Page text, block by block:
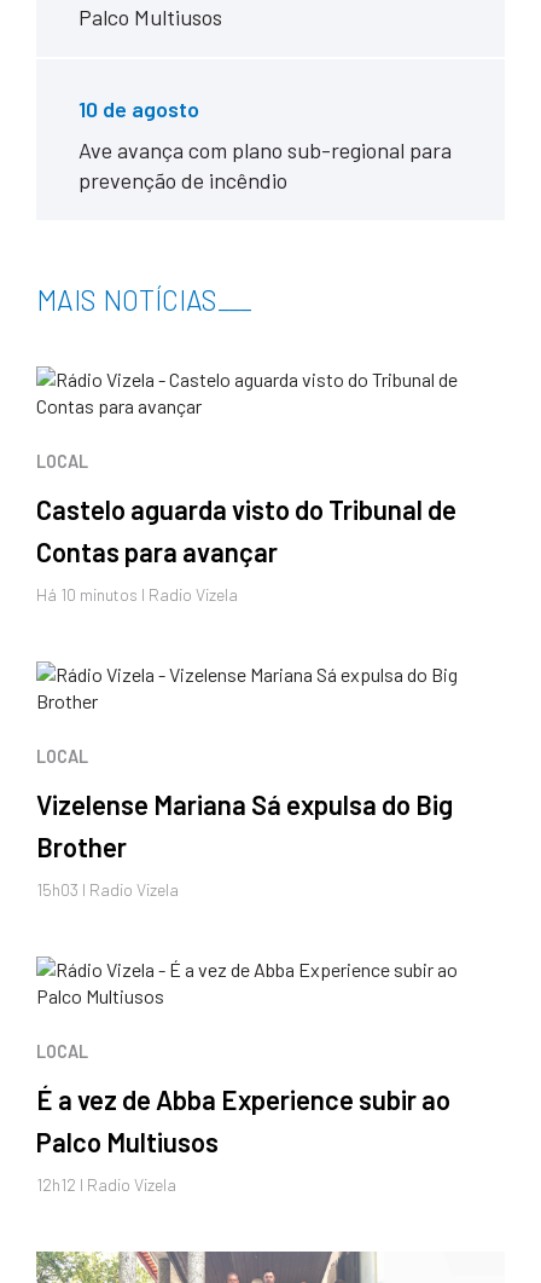
Palco Multiusos
10 de agosto
Ave avança com plano sub-regional para
prevenção de incêndio
MAIS NOTÍCIAS
LOCAL
Castelo aguarda visto do Tribunal de
Contas para avançar
Há 10 minutos I Radio Vizela
LOCAL
Vizelense Mariana Sá expulsa do Big
Brother
15h03 I Radio Vizela
LOCAL
É a vez de Abba Experience subir ao
Palco Multiusos
12h12 I Radio Vizela